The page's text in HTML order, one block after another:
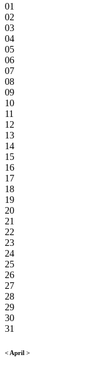
01
02
03
04
05
06
07
08
09
10
11
12
13
14
15
16
17
18
19
20
21
22
23
24
25
26
27
28
29
30
31
< April >